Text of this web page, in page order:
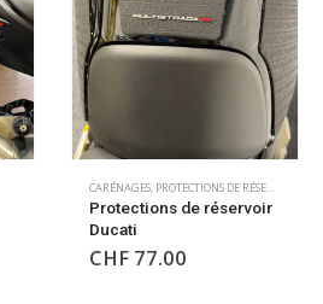
CARBONE,CARÉNAGES
Garde-boue avant
carbone Ducati
CHF 423.00